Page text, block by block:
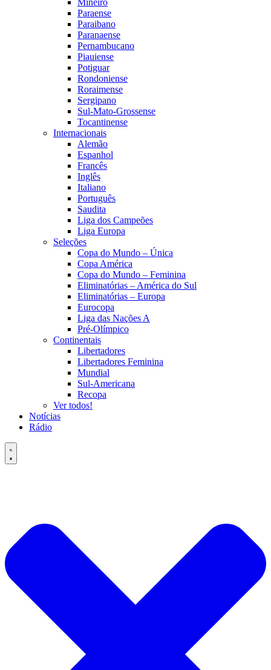
Paraense
Paraibano
Paranaense
Pernambucano
Piauiense
Potiguar
Rondoniense
Roraimense
Sergipano
Sul-Mato-Grossense
Tocantinense
Internacionais
Alemão
Espanhol
Francês
Inglês
Italiano
Português
Saudita
Liga dos Campeões
Liga Europa
Seleções
Copa do Mundo – Única
Copa América
Copa do Mundo – Feminina
Eliminatórias – América do Sul
Eliminatórias – Europa
Eurocopa
Liga das Nações A
Pré-Olímpico
Continentais
Libertadores
Libertadores Feminina
Mundial
Sul-Americana
Recopa
Ver todos!
Notícias
Rádio